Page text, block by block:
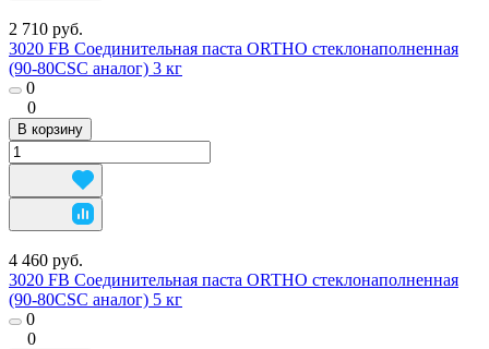
2 710 руб.
3020 FB Соединительная паста ORTHO стеклонаполненная
(90-80CSC аналог) 3 кг
0
0
В корзину
4 460 руб.
3020 FB Соединительная паста ORTHO стеклонаполненная
(90-80CSC аналог) 5 кг
0
0